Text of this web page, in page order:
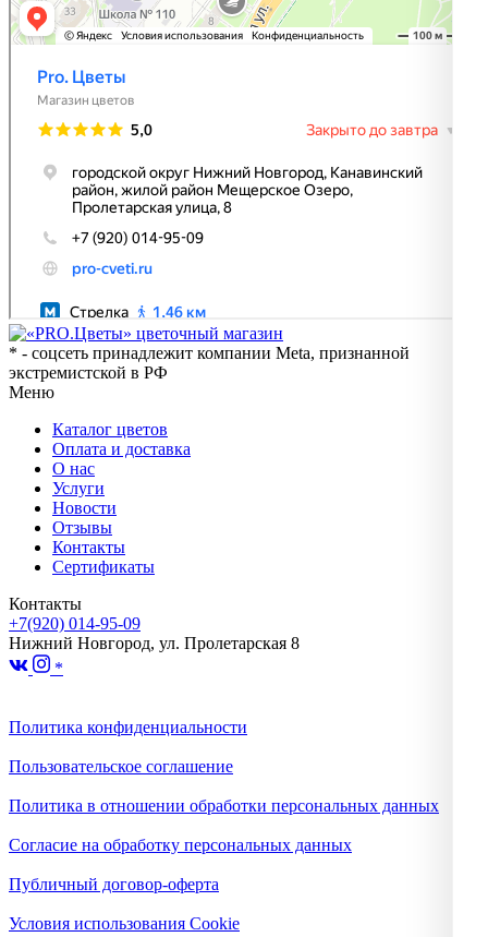
* - соцсеть принадлежит компании Meta, признанной
экстремистской в РФ
Меню
Каталог цветов
Оплата и доставка
О нас
Услуги
Новости
Отзывы
Контакты
Сертификаты
Контакты
+7(920) 014-95-09
Нижний Новгород, ул. Пролетарская 8
*
Политика конфиденциальности
Пользовательское соглашение
Политика в отношении обработки персональных данных
Согласие на обработку персональных данных
Публичный договор-оферта
Условия использования Cookie